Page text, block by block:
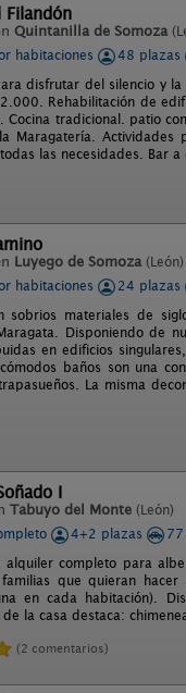
Filandón
Quintanilla de Somoza
habitaciones
48 plazas
disfrutar del silencio y
Rehabilitación de
Cocina tradicional. patio
Maragatería. Actividades
las necesidades. Bar
Luyego de Somoza (León)
habitaciones
24 plazas
sobrios materiales de
Disponiendo de
en edificios
baños son una
La misma
I
Tabuyo del Monte (León)
4+2 plazas 77
alquiler completo para
que quieran
en cada habitación).
la casa destaca:
(2 comentarios)